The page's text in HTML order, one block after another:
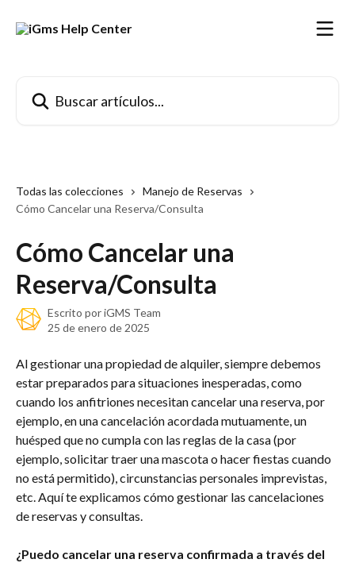
Todas las colecciones
Manejo de Reservas
Cómo Cancelar una Reserva/Consulta
Cómo Cancelar una
Reserva/Consulta
Escrito poriGMS Team
25 de enero de 2025
Al gestionar una propiedad de alquiler, siempre debemos
estar preparados para situaciones inesperadas, como
cuando los anfitriones necesitan cancelar una reserva, por
ejemplo, en una cancelación acordada mutuamente, un
huésped que no cumpla con las reglas de la casa (por
ejemplo, solicitar traer una mascota o hacer fiestas cuando
no está permitido), circunstancias personales imprevistas,
etc. Aquí te explicamos cómo gestionar las cancelaciones
de reservas y consultas.
¿Puedo cancelar una reserva confirmada a través del